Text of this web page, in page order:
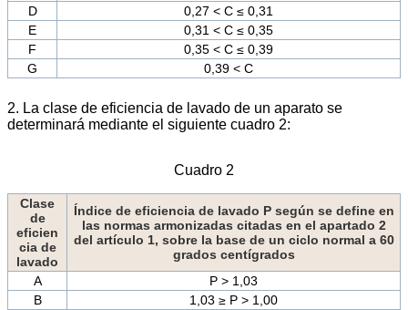
D
0,27 < C ≤ 0,31
E
0,31 < C ≤ 0,35
F
0,35 < C ≤ 0,39
G
0,39 < C
2. La clase de eficiencia de lavado de un aparato se
determinará mediante el siguiente cuadro 2:
Cuadro 2
Clase
de
eficien
cia de
lavado
Índice de eficiencia de lavado P según se define en
las normas armonizadas citadas en el apartado 2
del artículo 1, sobre la base de un ciclo normal a 60
grados centígrados
A
P > 1,03
B
1,03 ≥ P > 1,00